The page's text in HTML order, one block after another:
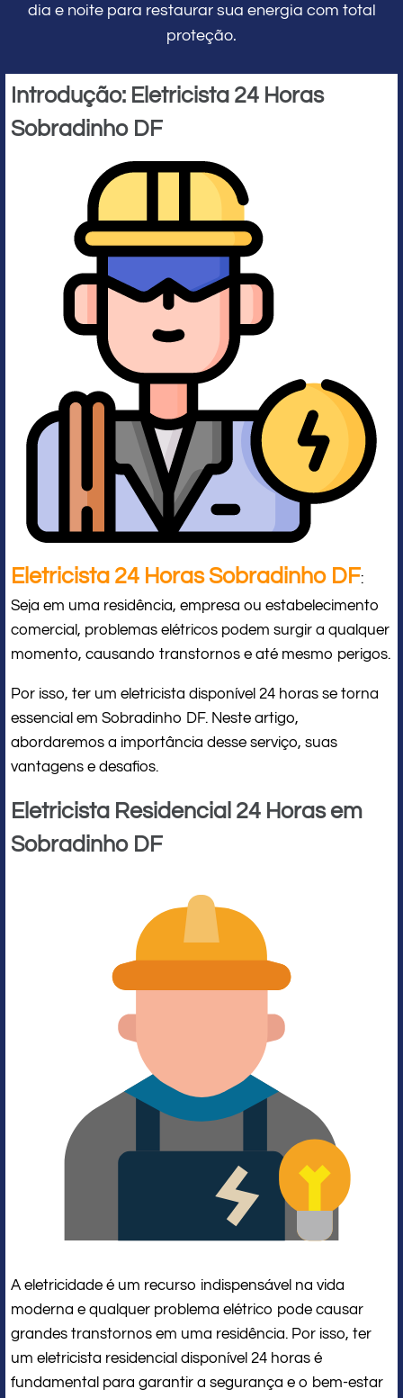
dia e noite para restaurar sua energia com total
proteção.
Introdução: Eletricista 24 Horas
Sobradinho DF
Eletricista 24 Horas Sobradinho DF:
Seja em uma residência, empresa ou estabelecimento
comercial, problemas elétricos podem surgir a qualquer
momento, causando transtornos e até mesmo perigos.
Por isso, ter um eletricista disponível 24 horas se torna
essencial em Sobradinho DF. Neste artigo,
abordaremos a importância desse serviço, suas
vantagens e desafios.
Eletricista Residencial 24 Horas em
Sobradinho DF
A eletricidade é um recurso indispensável na vida
moderna e qualquer problema elétrico pode causar
grandes transtornos em uma residência. Por isso, ter
um eletricista residencial disponível 24 horas é
fundamental para garantir a segurança e o bem-estar